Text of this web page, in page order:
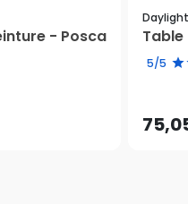
- Posca
Daylight
Table
5/5